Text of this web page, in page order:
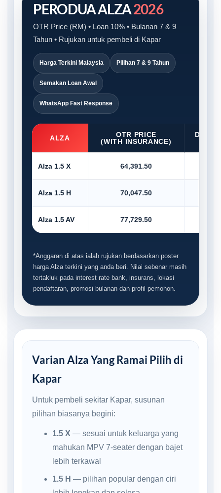
PERODUA ALZA2026
OTR Price (RM) • Loan 10% • Bulanan 7 & 9
Tahun • Rujukan untuk pembeli di Kapar
Harga Terkini Malaysia Pilihan 7 & 9 Tahun
Semakan Loan Awal
WhatsApp Fast Response
ALZA
OTR PRICE
(WITH INSURANCE)
D/
Alza 1.5 X 64,391.50
Alza 1.5 H 70,047.50
Alza 1.5 AV 77,729.50
*Anggaran di atas ialah rujukan berdasarkan poster
harga Alza terkini yang anda beri. Nilai sebenar masih
tertakluk pada interest rate bank, insurans, lokasi
pendaftaran, promosi bulanan dan profil pemohon.
Varian Alza Yang Ramai Pilih di
Kapar
Untuk pembeli sekitar Kapar, susunan
pilihan biasanya begini:
1.5 X — sesuai untuk keluarga yang
mahukan MPV 7-seater dengan bajet
lebih terkawal
1.5 H — pilihan popular dengan ciri